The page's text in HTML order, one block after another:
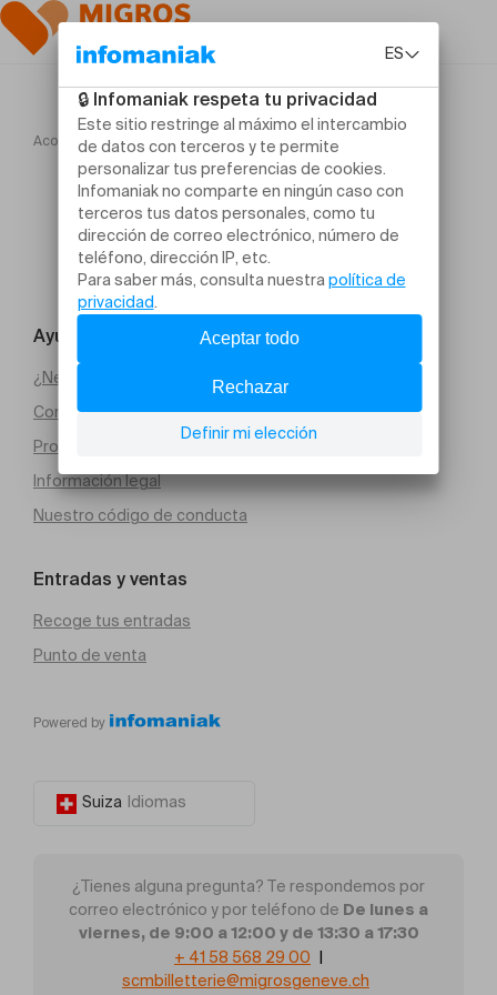
Acogida La Colère du Tigre
Ayuda y contacto
¿Necesitas ayuda?
Condiciones generales de venta (PDF)
Protección de datos
Información legal
Nuestro código de conducta
Entradas y ventas
Recoge tus entradas
Punto de venta
Powered by
Suiza Idiomas
¿Tienes alguna pregunta? Te respondemos por
correo electrónico y por teléfono de De lunes a
viernes, de 9:00 a 12:00 y de 13:30 a 17:30
+ 41 58 568 29 00
scmbilletterie@migrosgeneve.ch